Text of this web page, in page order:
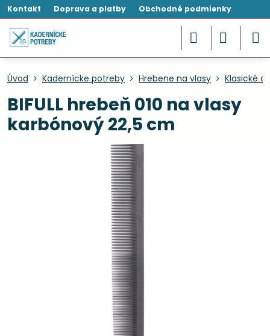
Kontakt Doprava a platby Obchodné podmienky
Úvod Kadernícke potreby Hrebene na vlasy Klasické
BIFULL hrebeň 010 na vlasy
karbónový 22,5 cm